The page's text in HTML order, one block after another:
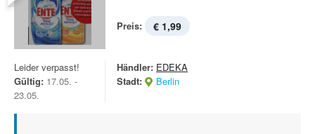
Preis: € 1,99
Leider verpasst!
Gültig: 17.05. -
23.05.
Händler: EDEKA
Stadt:
Berlin